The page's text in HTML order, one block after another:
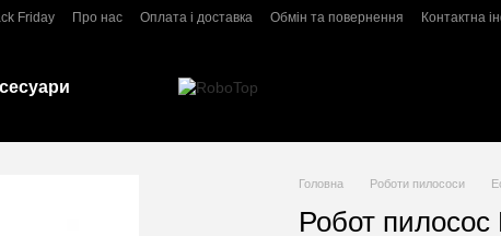
Friday Про нас Оплата і доставка Обмін та повернення Контактна
Головна Роботи пилососи
Робот